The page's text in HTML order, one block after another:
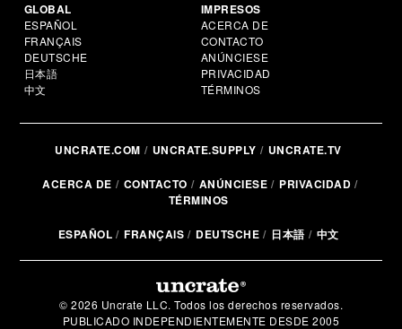
GLOBAL
ESPAÑOL
FRANÇAIS
DEUTSCHE
日本語
中文
IMPRESOS
ACERCA DE
CONTACTO
ANÚNCIESE
PRIVACIDAD
TÉRMINOS
UNCRATE.COM UNCRATE.SUPPLY UNCRATE.TV
ACERCA DE CONTACTO ANÚNCIESE
PRIVACIDAD
TÉRMINOS
ESPAÑOL FRANÇAIS DEUTSCHE 日本語 中文
© 2026 Uncrate LLC. Todos los derechos reservados.
PUBLICADO INDEPENDIENTEMENTE DESDE 2005